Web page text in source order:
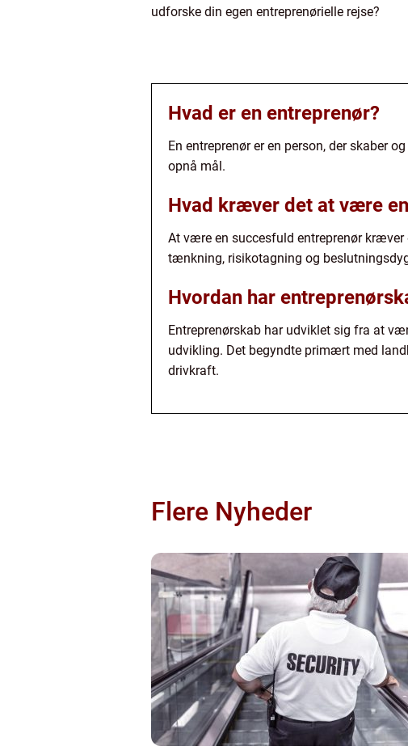
udforske din egen entreprenørielle rejse?
Hvad er en entreprenør?
En entreprenør er en person, der skaber
opnå mål.
Hvad kræver det at være
At være en succesfuld entreprenør
tænkning, risikotagning og
Hvordan har
Entreprenørskab har udviklet sig fra at
udvikling. Det begyndte primært med
drivkraft.
Flere Nyheder